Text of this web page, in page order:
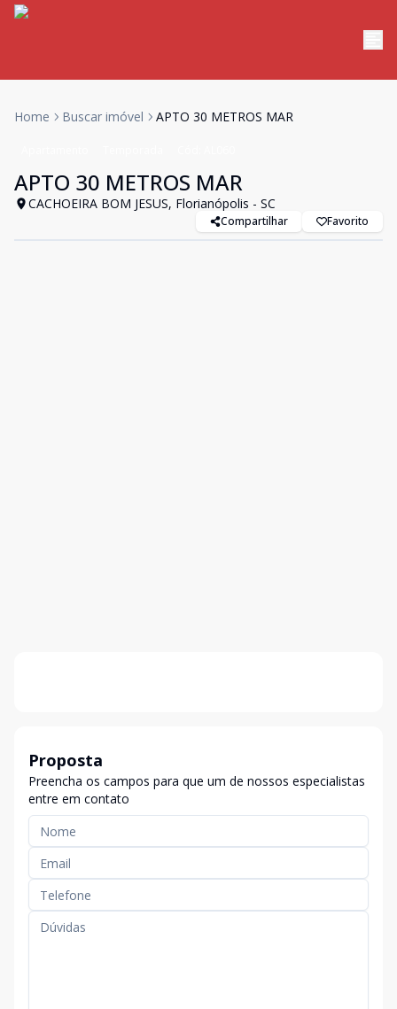
Home Buscar imóvel APTO 30 METROS MAR
APTO 30 METROS MAR
CACHOEIRA BOM JESUS, Florianópolis - SC
Compartilhar Favorito
Proposta
Preencha os campos para que um de nossos especialistas
entre em contato